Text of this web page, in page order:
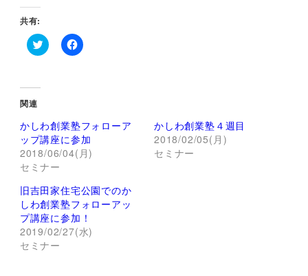
共有:
ク
し
て
T
i
t
t
e
r
で
有
(
新
し
い
ウ
ィ
ン
F
で
共
有
す
ク
リ
ッ
ク
し
て
関連
かしわ創業塾フォローア
ップ講座に参加
2018/06/04(月)
セミナー
かしわ創業塾４週目
2018/02/05(月)
セミナー
旧吉田家住宅公園でのか
しわ創業塾フォローアッ
プ講座に参加！
2019/02/27(水)
セミナー